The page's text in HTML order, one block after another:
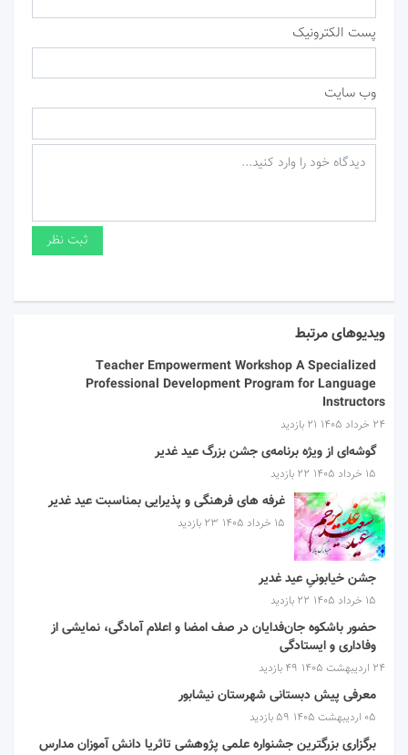
پست الکترونیک
وب سایت
ویدیوهای مرتبط
Teacher Empowerment Workshop A Specialized
Professional Development Program for Language
Instructors
۲۴ خرداد ۱۴۰۵ 21 بازدید
گوشه‌ای از ویژه برنامه‌ی جشن بزرگ عید غدیر
۱۵ خرداد ۱۴۰۵ 22 بازدید
غرفه های فرهنگی و پذیرایی بمناسبت عید غدیر
۱۵ خرداد ۱۴۰۵ 23 بازدید
جشن خیابونیِ عید غدیر
۱۵ خرداد ۱۴۰۵ 22 بازدید
حضور باشکوه جان‌فدایان در صف امضا و اعلام آمادگی، نمایشی از
وفاداری و ایستادگی
۲۴ اردیبهشت ۱۴۰۵ 49 بازدید
معرفی پیش دبستانی شهرستان نیشابور
۰۵ اردیبهشت ۱۴۰۵ 59 بازدید
برگزاری بزرگترین جشنواره علمی پژوهشی تاثریا دانش آموزان مدارس